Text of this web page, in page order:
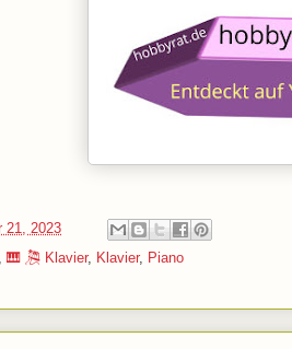
21, 2023
🎹 🎘 Klavier, Klavier, Piano